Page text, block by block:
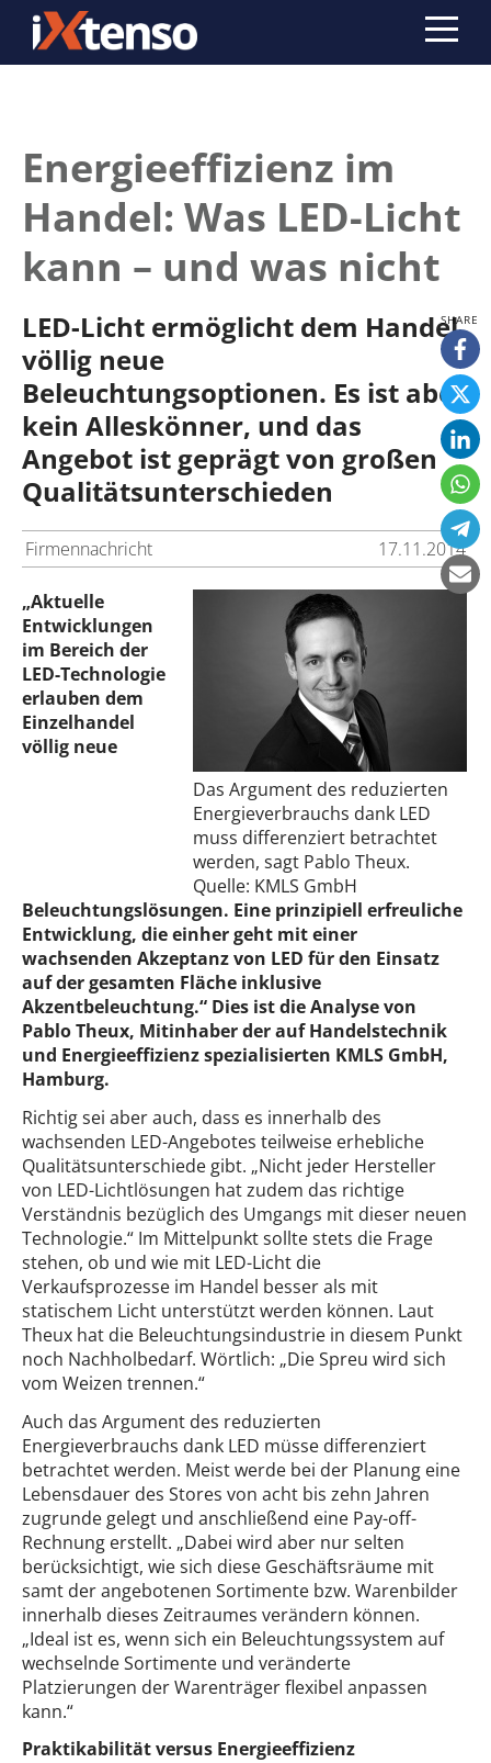
Energieeffizienz im
Handel: Was LED-Licht
kann – und was nicht
LED-Licht ermöglicht dem Handel
völlig neue
Beleuchtungsoptionen. Es ist aber
kein Alleskönner, und das
Angebot ist geprägt von großen
Qualitätsunterschieden
Firmennachricht 17.11.2014
Das Argument des reduzierten
Energieverbrauchs dank LED
muss differenziert betrachtet
werden, sagt Pablo Theux.
Quelle: KMLS GmbH
„Aktuelle
Entwicklungen
im Bereich der
LED-Technologie
erlauben dem
Einzelhandel
völlig neue
Beleuchtungslösungen. Eine prinzipiell erfreuliche
Entwicklung, die einher geht mit einer
wachsenden Akzeptanz von LED für den Einsatz
auf der gesamten Fläche inklusive
Akzentbeleuchtung.“ Dies ist die Analyse von
Pablo Theux, Mitinhaber der auf Handelstechnik
und Energieeffizienz spezialisierten KMLS GmbH,
Hamburg.
Richtig sei aber auch, dass es innerhalb des
wachsenden LED-Angebotes teilweise erhebliche
Qualitätsunterschiede gibt. „Nicht jeder Hersteller
von LED-Lichtlösungen hat zudem das richtige
Verständnis bezüglich des Umgangs mit dieser neuen
Technologie.“ Im Mittelpunkt sollte stets die Frage
stehen, ob und wie mit LED-Licht die
Verkaufsprozesse im Handel besser als mit
statischem Licht unterstützt werden können. Laut
Theux hat die Beleuchtungsindustrie in diesem Punkt
noch Nachholbedarf. Wörtlich: „Die Spreu wird sich
vom Weizen trennen.“
Auch das Argument des reduzierten
Energieverbrauchs dank LED müsse differenziert
betrachtet werden. Meist werde bei der Planung eine
Lebensdauer des Stores von acht bis zehn Jahren
zugrunde gelegt und anschließend eine Pay-off-
Rechnung erstellt. „Dabei wird aber nur selten
berücksichtigt, wie sich diese Geschäftsräume mit
samt der angebotenen Sortimente bzw. Warenbilder
innerhalb dieses Zeitraumes verändern können.
„Ideal ist es, wenn sich ein Beleuchtungssystem auf
wechselnde Sortimente und veränderte
Platzierungen der Warenträger flexibel anpassen
kann.“
Praktikabilität versus Energieeffizienz